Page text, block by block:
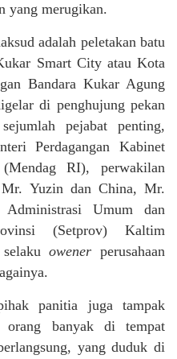
yang merugikan.
adalah peletakan batu
Smart City atau Kota
Bandara Kukar Agung
di penghujung pekan
pejabat penting,
Perdagangan Kabinet
RI), perwakilan
Mr. Yuzin dan China, Mr.
Umum dan
(Setprov) Kaltim
selakuowener perusahaan
panitia juga tampak
orang banyak di tempat
yang duduk di